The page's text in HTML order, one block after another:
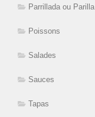
Parrillada ou Parilla
Poissons
Salades
Sauces
Tapas